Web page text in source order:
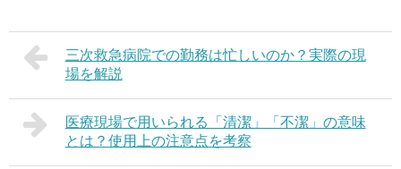
三次救急病院での勤務は忙しいのか？実際の現
場を解説
医療現場で用いられる「清潔」「不潔」の意味
とは？使用上の注意点を考察